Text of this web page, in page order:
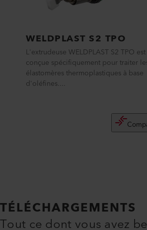
WELDPLAST S2 TPO
L'extrudeuse WELDPLAST S2 TPO est
conçue spécifiquement pour traiter
élastomères thermoplastiques à base
d'oléfines....
TÉLÉCHARGEMENTS
Tout ce dont vous avez